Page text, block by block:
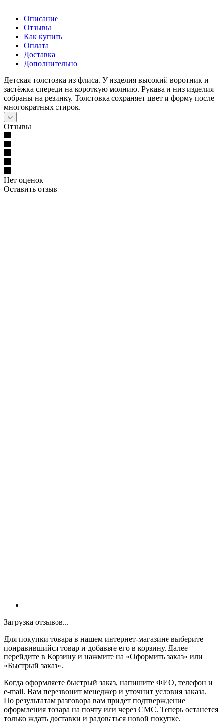
Описание
Отзывы
Как купить
Оплата
Доставка
Дополнительно
Детская толстовка из флиса. У изделия высокий воротник и
застёжка спереди на короткую молнию. Рукава и низ изделия
собраны на резинку. Толстовка сохраняет цвет и форму после
многократных стирок.
Отзывы
Нет оценок
Оставить отзыв
Загрузка отзывов...
Для покупки товара в нашем интернет-магазине выберите
понравившийся товар и добавьте его в корзину. Далее
перейдите в Корзину и нажмите на «Оформить заказ» или
«Быстрый заказ».
Когда оформляете быстрый заказ, напишите ФИО, телефон и
e-mail. Вам перезвонит менеджер и уточнит условия заказа.
По результатам разговора вам придет подтверждение
оформления товара на почту или через СМС. Теперь останется
только ждать доставки и радоваться новой покупке.